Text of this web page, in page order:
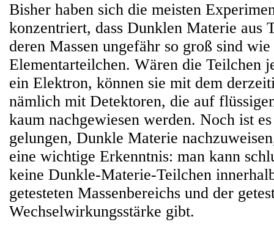
Bisher haben sich die meisten
konzentriert, dass Dunklen Materie aus
deren Massen ungefähr so groß sind
Elementarteilchen. Wären die Teilchen
ein Elektron, können sie mit dem
nämlich mit Detektoren, die auf
kaum nachgewiesen werden. Noch ist
gelungen, Dunkle Materie
eine wichtige Erkenntnis: man kann
keine Dunkle-Materie-Teilchen
getesteten Massenbereichs und der
Wechselwirkungsstärke gibt.